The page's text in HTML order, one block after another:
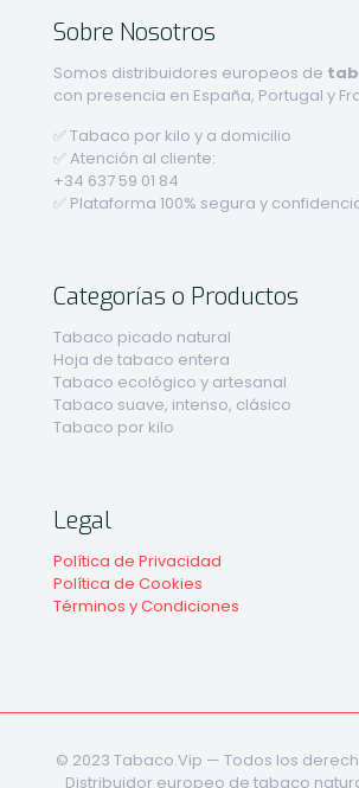
Sobre Nosotros
Somos distribuidores europeos de
con presencia en España, Portugal y
✅ Tabaco por kilo y a domicilio
✅ Atención al cliente:
+34 637 59 01 84
✅ Plataforma 100% segura y
Categorías o Productos
Tabaco picado natural
Hoja de tabaco entera
Tabaco ecológico y artesanal
Tabaco suave, intenso, clásico
Tabaco por kilo
Legal
Política de Privacidad
Política de Cookies
Términos y Condiciones
© 2023 Tabaco.Vip — Todos los
Distribuidor europeo de tabaco